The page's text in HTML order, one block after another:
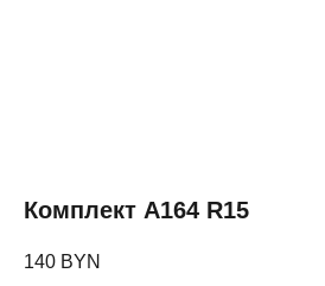
Комплект А164 R15
140 BYN